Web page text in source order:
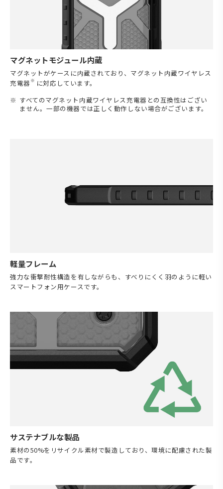
マグネットモジュール内蔵
マグネットがケースに内蔵されており、マグネット内蔵ワイヤレス
充電器 ※ に対応しています。
すべてのマグネット内蔵ワイヤレス充電器との互換性はござい
ません。一部の機器では正しく動作しない場合がございます。
軽量フレーム
強力な衝撃耐性構造を有しながらも、すべりにくく羽のように軽い
スマートフォン用ケースです。
サステナブルな製品
素材の50%をリサイクル素材で製造しており、環境に配慮された製
品です。